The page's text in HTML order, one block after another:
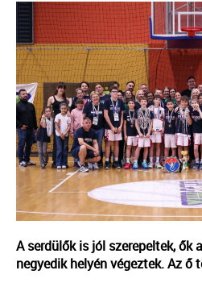
A serdülők is jól szerepeltek, ők
negyedik helyén végeztek. Az ő